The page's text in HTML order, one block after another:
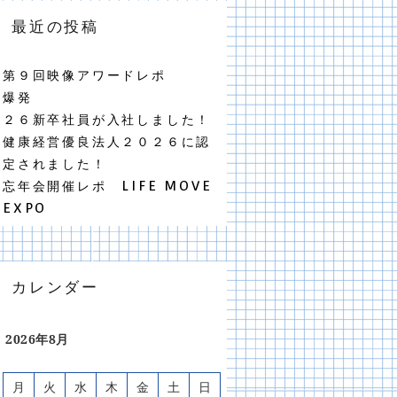
最近の投稿
第９回映像アワードレポ
爆発
２６新卒社員が入社しました！
健康経営優良法人２０２６に認
定されました！
忘年会開催レポ LIFE MOVE
EXPO
カレンダー
2026年8月
月 火 水 木 金 土 日